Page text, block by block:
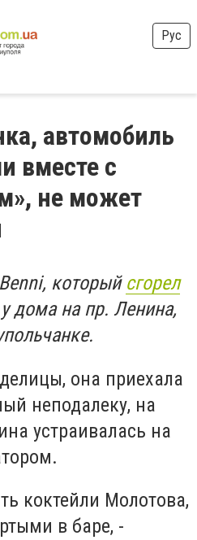
Рус
автомобиль
вместе с
не может
, который сгорел
дома на пр. Ленина,
она приехала
неподалеку, на
устраивалась на
коктейли Молотова,
в баре, -